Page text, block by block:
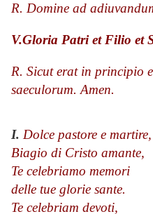
R. Domine ad
V.Gloria Patri et Filio et
R. Sicut erat in principio
saeculorum. Amen.
I. Dolce pastore e martire,
Biagio di Cristo amante,
Te celebriamo memori
delle tue glorie sante.
Te celebriam devoti,